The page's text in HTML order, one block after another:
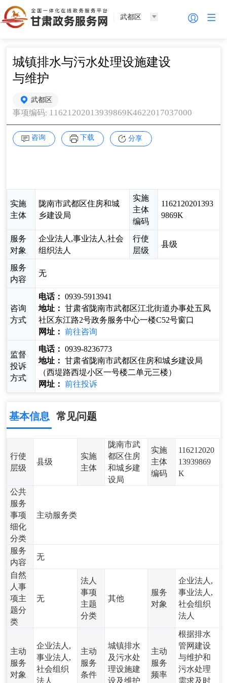
武都区
城镇排水与污水处理设施建设
与维护
武都区
事项编码: 11621202013939869K4622017037000
咨询 下载 分享
实施
主体
陇南市武都区住房和城
乡建设局
实施
主体
编码
1162120201393
9869K
服务
对象
企业法人,事业法人,社会
组织法人
行使
层级
县级
服务
内容
无
咨询
方式
电话： 0939-5913941
地址： 甘肃省陇南市武都区江北街道办事处五凤
社区东江路2号政务服务中心一楼C52号窗口
网址：
前往咨询
监督
投诉
方式
电话： 0939-8236773
地址： 甘肃省陇南市武都区住房和城乡建设局
（西堤路西堤小区一号楼二单元三楼）
网址：
前往投诉
基本信息 常见问题
行使
层级
县级
实施
主体
陇南市武
都区住房
和城乡建
设局
实施
主体
编码
116212020
13939869
K
公共
服务
事项
细化
分类
主动服务类
服务
内容
无
自然
人事
项主
题分
类
无
法人
事项
主题
分类
其他
服务
对象
企业法人,
事业法人,
社会组织
法人
主动
服务
对象
企业法人,
事业法人,
社会组织
法人
主动
服务
条件
城镇排水
及污水处
理设施建
设及维护
主动
服务
频率
根据排水
管网建设
与维护和
污水处理
需求及时